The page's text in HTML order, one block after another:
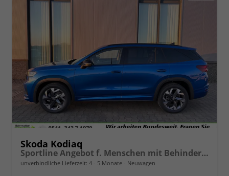
Skoda Kodiaq
Sportline Angebot f. Menschen mit Behinderung ab 50%! 2.0 TSI 204PS 4x4 DSG, 19" Alu, NAVI 13", MATRIX-LED-Scheinwerfer, KESSY, Alarm, Parksensoren vorn/hinten, Rückfahrkamera, Tempomat, Elektr. Heckklappe + Fahrersitz, Sitzheizung, 3-Zonen-Climatronic
unverbindliche Lieferzeit: 4 - 5 Monate Neuwagen